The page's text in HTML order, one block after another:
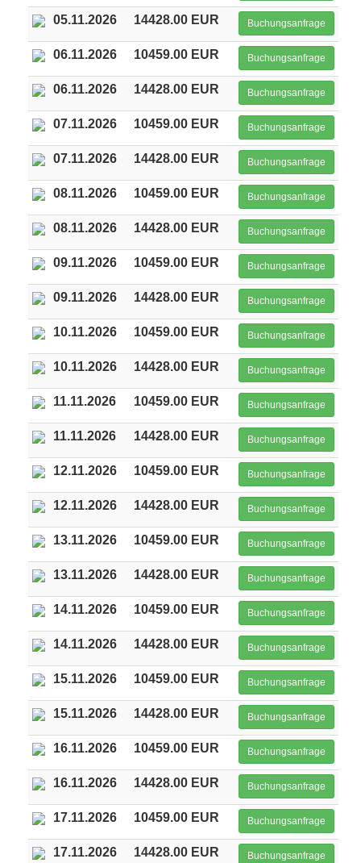
05.11.2026 14428.00 EUR Buchungsanfrage
06.11.2026 10459.00 EUR Buchungsanfrage
06.11.2026 14428.00 EUR Buchungsanfrage
07.11.2026 10459.00 EUR Buchungsanfrage
07.11.2026 14428.00 EUR Buchungsanfrage
08.11.2026 10459.00 EUR Buchungsanfrage
08.11.2026 14428.00 EUR Buchungsanfrage
09.11.2026 10459.00 EUR Buchungsanfrage
09.11.2026 14428.00 EUR Buchungsanfrage
10.11.2026 10459.00 EUR Buchungsanfrage
10.11.2026 14428.00 EUR Buchungsanfrage
11.11.2026 10459.00 EUR Buchungsanfrage
11.11.2026 14428.00 EUR Buchungsanfrage
12.11.2026 10459.00 EUR Buchungsanfrage
12.11.2026 14428.00 EUR Buchungsanfrage
13.11.2026 10459.00 EUR Buchungsanfrage
13.11.2026 14428.00 EUR Buchungsanfrage
14.11.2026 10459.00 EUR Buchungsanfrage
14.11.2026 14428.00 EUR Buchungsanfrage
15.11.2026 10459.00 EUR Buchungsanfrage
15.11.2026 14428.00 EUR Buchungsanfrage
16.11.2026 10459.00 EUR Buchungsanfrage
16.11.2026 14428.00 EUR Buchungsanfrage
17.11.2026 10459.00 EUR Buchungsanfrage
17.11.2026 14428.00 EUR Buchungsanfrage